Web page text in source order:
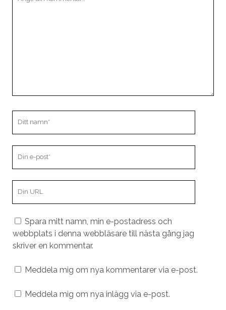
kommentar
Spara mitt namn, min e-postadress och
webbplats i denna webbläsare till nästa gång jag
skriver en kommentar.
Meddela mig om nya kommentarer via e-post.
Meddela mig om nya inlägg via e-post.